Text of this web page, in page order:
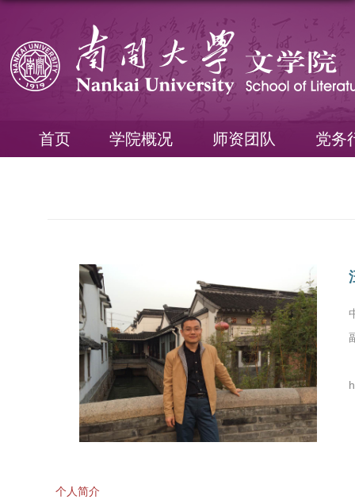
首页 学院概况 师资团队 党务
个人简介